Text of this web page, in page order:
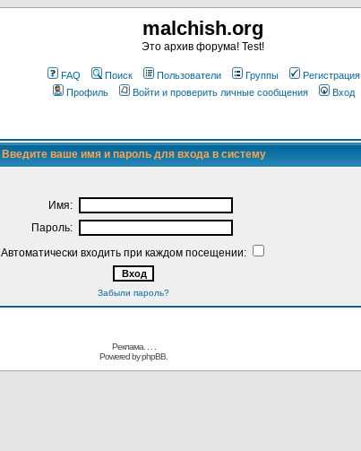
malchish.org
Это архив форума! Test!
FAQ Поиск Пользователи Группы
Регистрация
Профиль
Войти и проверить личные сообщения Вход
Введите ваше имя и пароль для входа в систему
Имя:
Пароль:
Автоматически входить при каждом посещении:
Забыли пароль?
Реклама. . .
Powered byphpBB.